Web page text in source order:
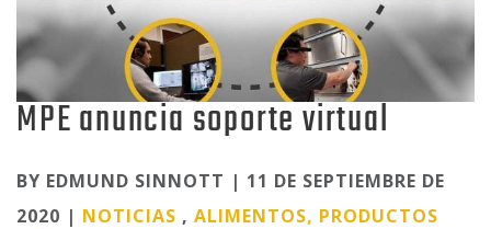
MPE anuncia soporte virtual
Categories
BY EDMUND SINNOTT | 11 DE SEPTIEMBRE DE
2020 | NOTICIAS , ALIMENTOS, PRODUCTOS